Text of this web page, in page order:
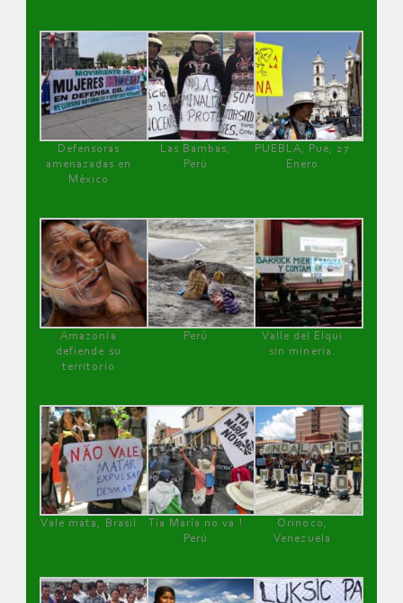
Defensoras
amenazadas en
México
Las Bambas,
Perú
PUEBLA, Pue, 27
Enero
Amazonía
defiende su
territorio
Perú
Valle del Elqui
sin minería.
Vale mata, Brasil
Tía María no va !
Perú
Orinoco,
Venezuela